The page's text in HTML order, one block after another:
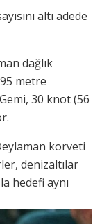
altı adede
dağlık
metre
30 knot (56
korveti
denizaltılar
hedefi aynı